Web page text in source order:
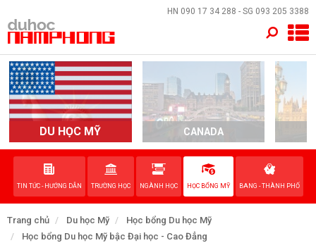
HN 090 17 34 288 - SG 093 205 3388
DU HỌC MỸ CANADA
TIN TỨC - HƯỚNG DẪN TRƯỜNG HỌC NGÀNH HỌC HỌC BỔNG MỸ BANG - THÀNH PHỐ
Trang chủ Du học Mỹ
Học bổng Du học Mỹ
Học bổng Du học Mỹ bậc Đại học - Cao Đẳng
×
TRANG CHỦ
QUỐC GIA
EVENTS
DỊCH VỤ
VỀ NAM PHONG
LIÊN HỆ